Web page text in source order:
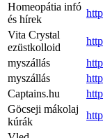
Homeopátia infó
és hírek
Vita Crystal
ezüstkolloid
myszállás
myszállás
Captains.hu
Göcseji mákolaj
kúrák